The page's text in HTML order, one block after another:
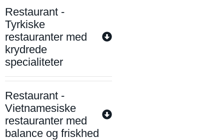
Restaurant -
Tyrkiske
restauranter med
krydrede
specialiteter
Restaurant -
Vietnamesiske
restauranter med
balance og friskhed